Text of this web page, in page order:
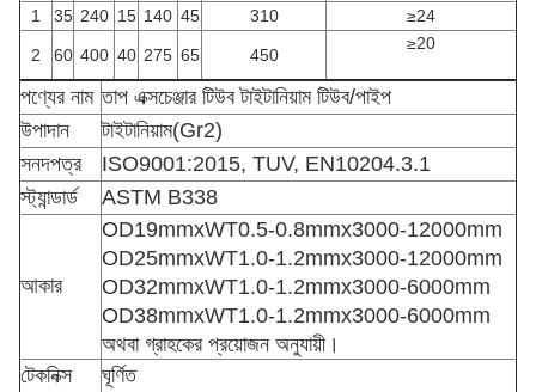
1
35 240 15 140 45 310 ≥24
2 60 400 40 275 65 450
≥20
পণ্যের নাম তাপ এক্সচেঞ্জার টিউব টাইটানিয়াম টিউব/পাইপ
উপাদান
টাইটানিয়াম(Gr2)
সনদপত্র
ISO9001:2015, TUV, EN10204.3.1
স্ট্যান্ডার্ড
ASTM B338
আকার
OD19mmxWT0.5-0.8mmx3000-12000mm
OD25mmxWT1.0-1.2mmx3000-12000mm
OD32mmxWT1.0-1.2mmx3000-6000mm
OD38mmxWT1.0-1.2mmx3000-6000mm
অথবা গ্রাহকের প্রয়োজন অনুযায়ী।
টেকনিক্স
ঘূর্ণিত